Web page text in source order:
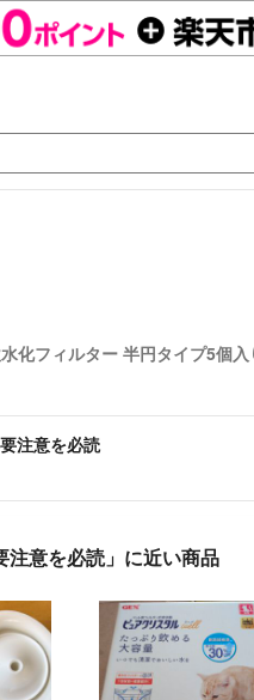
化フィルター 半円タイプ5個
注意を必読
注意を必読」に近い商品